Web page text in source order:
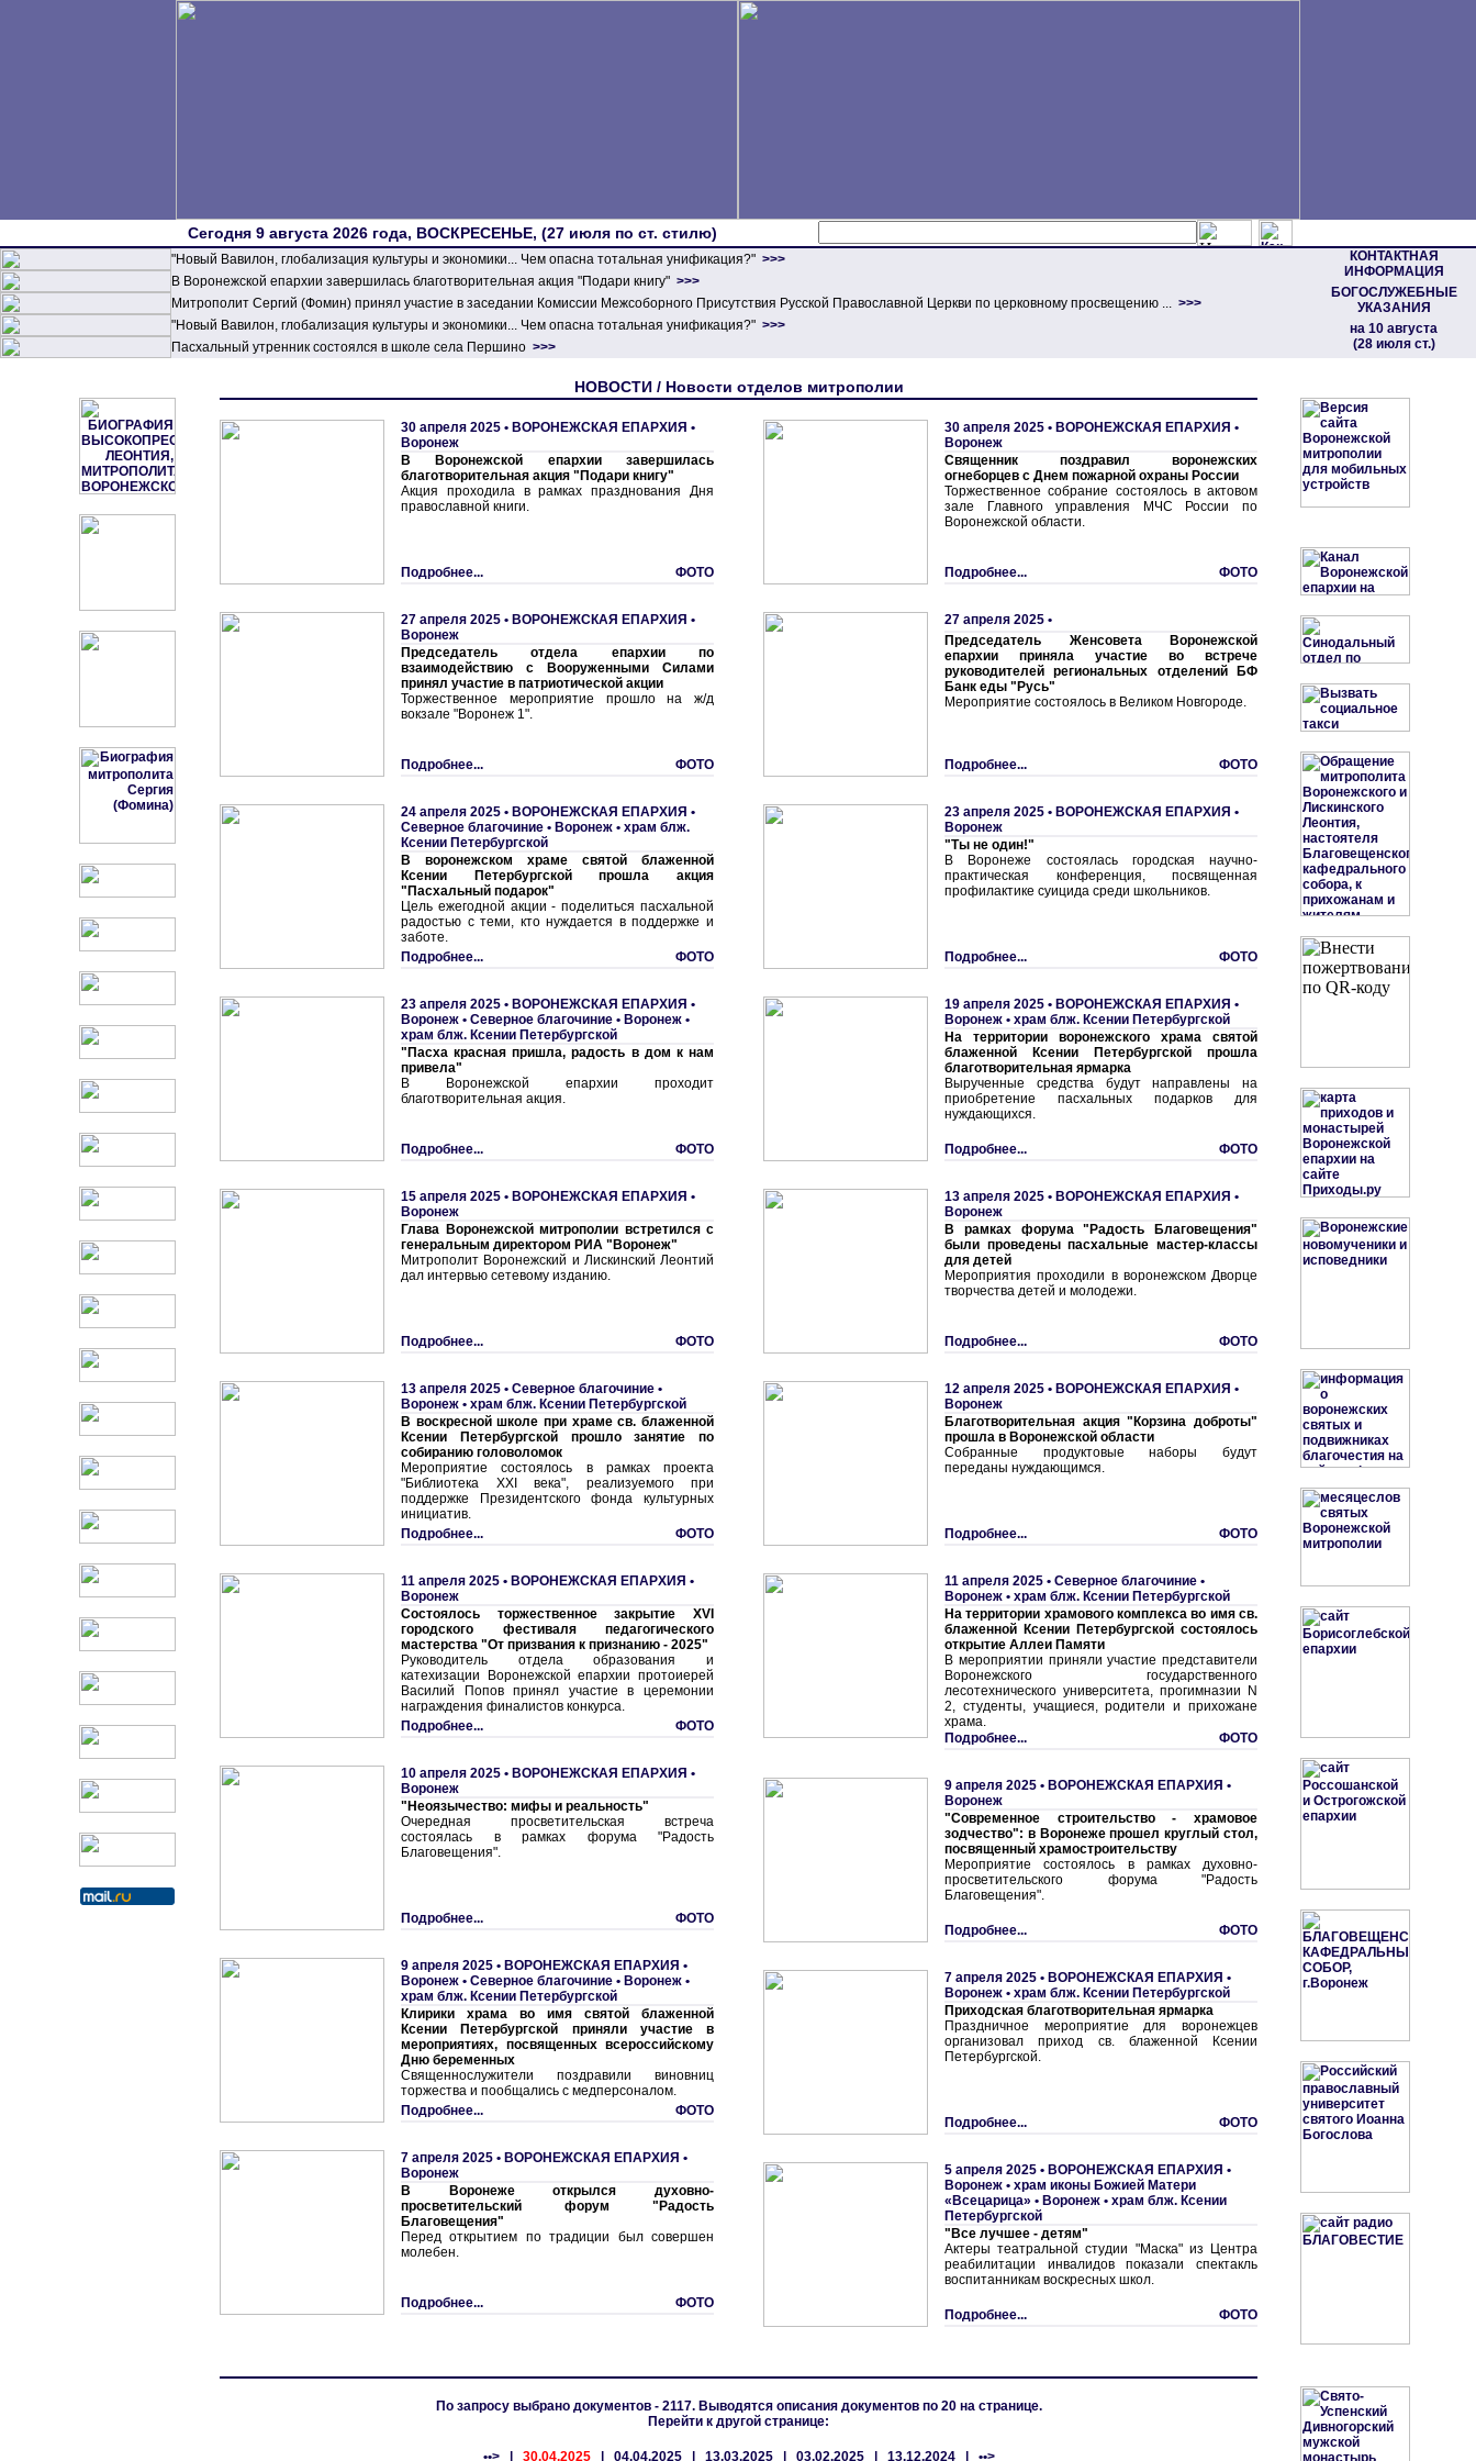
Сегодня 9 августа 2026 года, ВОСКРЕСЕНЬЕ, (27 июля по ст. стилю)
"Новый Вавилон, глобализация культуры и экономики... Чем опасна тотальная унификация?" >>>
КОНТАКТНАЯ
ИНФОРМАЦИЯ
БОГОСЛУЖЕБНЫЕ
УКАЗАНИЯ
на 10 августа
(28 июля ст.)
В Воронежской епархии завершилась благотворительная акция "Подари книгу" >>>
Митрополит Сергий (Фомин) принял участие в заседании Комиссии Межсоборного Присутствия Русской Православной Церкви по церковному просвещению ... >>>
"Новый Вавилон, глобализация культуры и экономики... Чем опасна тотальная унификация?" >>>
Пасхальный утренник состоялся в школе села Першино >>>
НОВОСТИ / Новости отделов митрополии
30 апреля 2025 • ВОРОНЕЖСКАЯ ЕПАРХИЯ •
Воронеж
В Воронежской епархии завершилась
благотворительная акция "Подари книгу"
Акция проходила в рамках празднования Дня
православной книги.
Подробнее... ФОТО
27 апреля 2025 • ВОРОНЕЖСКАЯ ЕПАРХИЯ •
Воронеж
Председатель отдела епархии по
взаимодействию с Вооруженными Силами
принял участие в патриотической акции
Торжественное мероприятие прошло на ж/д
вокзале "Воронеж 1".
Подробнее... ФОТО
24 апреля 2025 • ВОРОНЕЖСКАЯ ЕПАРХИЯ •
Северное благочиние • Воронеж • храм блж.
Ксении Петербургской
В воронежском храме святой блаженной
Ксении Петербургской прошла акция
"Пасхальный подарок"
Цель ежегодной акции - поделиться пасхальной
радостью с теми, кто нуждается в поддержке и
заботе.
Подробнее...
ФОТО
23 апреля 2025 • ВОРОНЕЖСКАЯ ЕПАРХИЯ •
Воронеж • Северное благочиние • Воронеж •
храм блж. Ксении Петербургской
"Пасха красная пришла, радость в дом к нам
привела"
В Воронежской епархии проходит
благотворительная акция.
Подробнее... ФОТО
15 апреля 2025 • ВОРОНЕЖСКАЯ ЕПАРХИЯ •
Воронеж
Глава Воронежской митрополии встретился с
генеральным директором РИА "Воронеж"
Митрополит Воронежский и Лискинский Леонтий
дал интервью сетевому изданию.
Подробнее... ФОТО
13 апреля 2025 • Северное благочиние •
Воронеж • храм блж. Ксении Петербургской
В воскресной школе при храме св. блаженной
Ксении Петербургской прошло занятие по
собиранию головоломок
Мероприятие состоялось в рамках проекта
"Библиотека XXI века", реализуемого при
поддержке Президентского фонда культурных
инициатив.
Подробнее...
ФОТО
11 апреля 2025 • ВОРОНЕЖСКАЯ ЕПАРХИЯ •
Воронеж
Состоялось торжественное закрытие XVI
городского фестиваля педагогического
мастерства "От призвания к признанию - 2025"
Руководитель отдела образования и
катехизации Воронежской епархии протоиерей
Василий Попов принял участие в церемонии
награждения финалистов конкурса.
Подробнее...
ФОТО
10 апреля 2025 • ВОРОНЕЖСКАЯ ЕПАРХИЯ •
Воронеж
"Неоязычество: мифы и реальность"
Очередная просветительская встреча
состоялась в рамках форума "Радость
Благовещения".
Подробнее... ФОТО
9 апреля 2025 • ВОРОНЕЖСКАЯ ЕПАРХИЯ •
Воронеж • Северное благочиние • Воронеж •
храм блж. Ксении Петербургской
Клирики храма во имя святой блаженной
Ксении Петербургской приняли участие в
мероприятиях, посвященных всероссийскому
Дню беременных
Священнослужители поздравили виновниц
торжества и пообщались с медперсоналом.
Подробнее...
ФОТО
7 апреля 2025 • ВОРОНЕЖСКАЯ ЕПАРХИЯ •
Воронеж
В Воронеже открылся духовно-
просветительский форум "Радость
Благовещения"
Перед открытием по традиции был совершен
молебен.
Подробнее... ФОТО
30 апреля 2025 • ВОРОНЕЖСКАЯ ЕПАРХИЯ •
Воронеж
Священник поздравил воронежских
огнеборцев с Днем пожарной охраны России
Торжественное собрание состоялось в актовом
зале Главного управления МЧС России по
Воронежской области.
Подробнее... ФОТО
27 апреля 2025 •
Председатель Женсовета Воронежской
епархии приняла участие во встрече
руководителей региональных отделений БФ
Банк еды "Русь"
Мероприятие состоялось в Великом Новгороде.
Подробнее... ФОТО
23 апреля 2025 • ВОРОНЕЖСКАЯ ЕПАРХИЯ •
Воронеж
"Ты не один!"
В Воронеже состоялась городская научно-
практическая конференция, посвященная
профилактике суицида среди школьников.
Подробнее... ФОТО
19 апреля 2025 • ВОРОНЕЖСКАЯ ЕПАРХИЯ •
Воронеж • храм блж. Ксении Петербургской
На территории воронежского храма святой
блаженной Ксении Петербургской прошла
благотворительная ярмарка
Вырученные средства будут направлены на
приобретение пасхальных подарков для
нуждающихся.
Подробнее... ФОТО
13 апреля 2025 • ВОРОНЕЖСКАЯ ЕПАРХИЯ •
Воронеж
В рамках форума "Радость Благовещения"
были проведены пасхальные мастер-классы
для детей
Мероприятия проходили в воронежском Дворце
творчества детей и молодежи.
Подробнее... ФОТО
12 апреля 2025 • ВОРОНЕЖСКАЯ ЕПАРХИЯ •
Воронеж
Благотворительная акция "Корзина доброты"
прошла в Воронежской области
Собранные продуктовые наборы будут
переданы нуждающимся.
Подробнее... ФОТО
11 апреля 2025 • Северное благочиние •
Воронеж • храм блж. Ксении Петербургской
На территории храмового комплекса во имя св.
блаженной Ксении Петербургской состоялось
открытие Аллеи Памяти
В мероприятии приняли участие представители
Воронежского государственного
лесотехнического университета, прогимназии N
2, студенты, учащиеся, родители и прихожане
храма.
Подробнее...
ФОТО
9 апреля 2025 • ВОРОНЕЖСКАЯ ЕПАРХИЯ •
Воронеж
"Современное строительство - храмовое
зодчество": в Воронеже прошел круглый стол,
посвященный храмостроительству
Мероприятие состоялось в рамках духовно-
просветительского форума "Радость
Благовещения".
Подробнее... ФОТО
7 апреля 2025 • ВОРОНЕЖСКАЯ ЕПАРХИЯ •
Воронеж • храм блж. Ксении Петербургской
Приходская благотворительная ярмарка
Праздничное мероприятие для воронежцев
организовал приход св. блаженной Ксении
Петербургской.
Подробнее... ФОТО
5 апреля 2025 • ВОРОНЕЖСКАЯ ЕПАРХИЯ •
Воронеж • храм иконы Божией Матери
«Всецарица» • Воронеж • храм блж. Ксении
Петербургской
"Все лучшее - детям"
Актеры театральной студии "Маска" из Центра
реабилитации инвалидов показали спектакль
воспитанникам воскресных школ.
Подробнее... ФОТО
По запросу выбрано документов - 2117. Выводятся описания документов по 20 на странице.
Перейти к другой странице:
••> 30.04.2025 04.04.2025 13.03.2025 03.02.2025 13.12.2024 ••>